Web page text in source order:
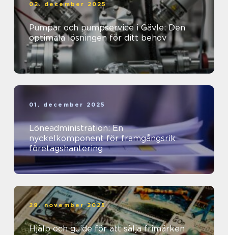
02. december 2025
Pumpar och pumpservice i Gävle: Den
optimala lösningen för ditt behov
01. december 2025
Löneadministration: En
nyckelkomponent för framgångsrik
företagshantering
29. november 2025
Hjälp och guide för att sälja frimärken